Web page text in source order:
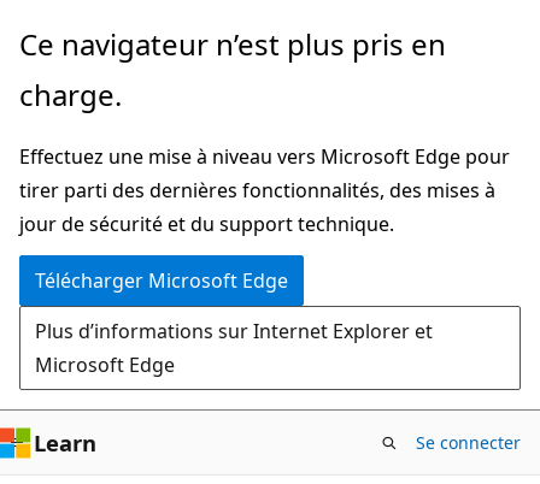
Passer
directement
au
principal
Ce navigateur n’est plus pris en
charge.
Effectuez une mise à niveau vers Microsoft Edge pour
tirer parti des dernières fonctionnalités, des mises à
jour de sécurité et du support technique.
Télécharger Microsoft Edge
Plus d’informations sur Internet Explorer et
Microsoft Edge
Learn Se connecter